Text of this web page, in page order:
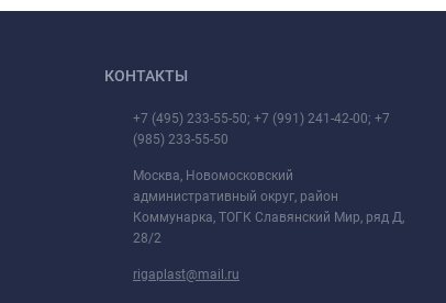
КОНТАКТЫ
+7 (495) 233-55-50; +7 (991) 241-42-00; +7
(985) 233-55-50
Москва, Новомосковский
административный округ, район
Коммунарка, ТОГК Славянский Мир, ряд Д,
28/2
rigaplast@mail.ru